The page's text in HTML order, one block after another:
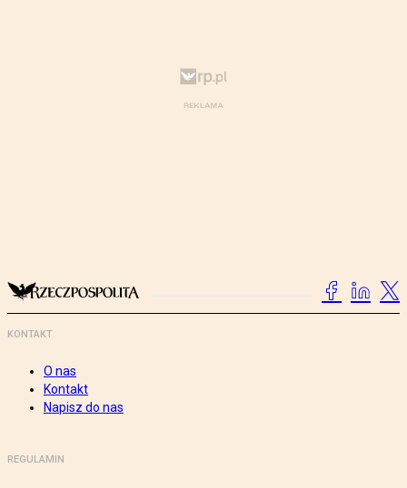
KONTAKT
O nas
Kontakt
Napisz do nas
REGULAMIN